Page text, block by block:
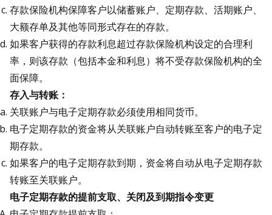
存款保险机构保障客户以储蓄账户、定期存款、活期账户、
大额存单及其他等同形式存在的存款。
如果客户获得的存款利息超过存款保险机构设定的合理利
率，则该存款（包括本金和利息）将不受存款保险机构的全
面保障。
存入与转账：
关联账户与电子定期存款必须使用相同货币。
电子定期存款的资金将从关联账户自动转账至客户的电子定
期存款。
如果客户的电子定期存款到期，资金将自动从电子定期存款
转账至关联账户。
电子定期存款的提前支取、关闭及到期指令变更